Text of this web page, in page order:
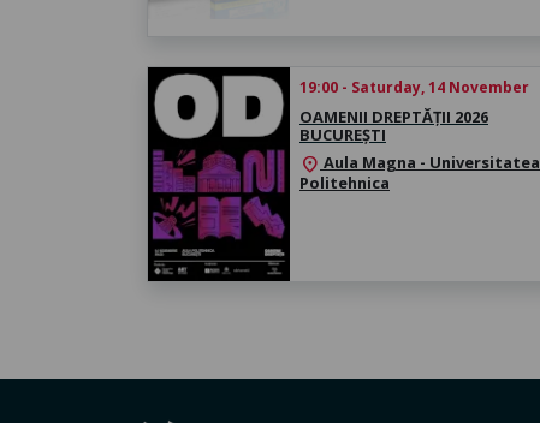
19:00 - Saturday, 14 November
OAMENII DREPTĂȚII 2026
BUCUREȘTI
location_on Aula Magna - Universitatea
Politehnica